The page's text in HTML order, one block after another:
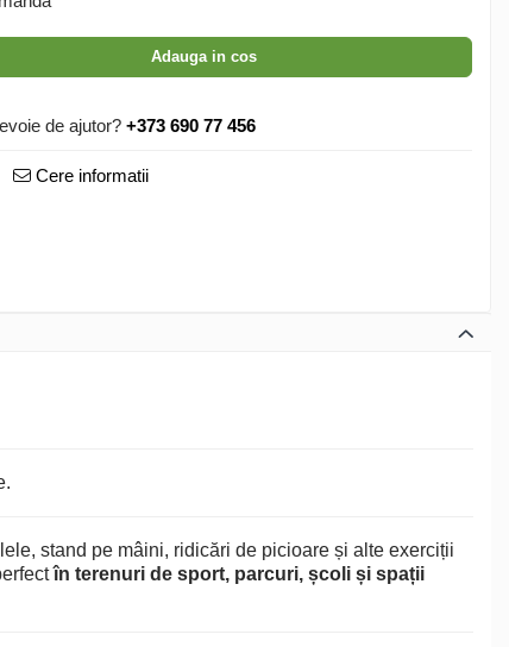
Adauga in cos
de ajutor? +373 690 77 456
Cere informatii
stand pe mâini, ridicări de picioare și alte exerciții
în terenuri de sport, parcuri, școli și spații